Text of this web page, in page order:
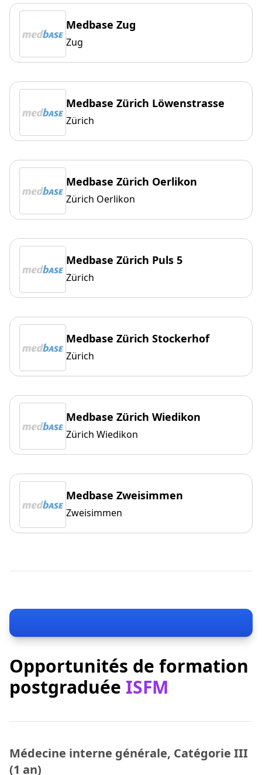
Medbase Zug
Zug
Medbase Zürich Löwenstrasse
Zürich
Medbase Zürich Oerlikon
Zürich Oerlikon
Medbase Zürich Puls 5
Zürich
Medbase Zürich Stockerhof
Zürich
Medbase Zürich Wiedikon
Zürich Wiedikon
Medbase Zweisimmen
Zweisimmen
Opportunités de formation
postgraduée ISFM
Médecine interne générale, Catégorie III
(1 an)